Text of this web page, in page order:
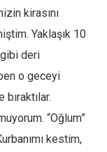
kirasını
Yaklaşık 10
deri
o geceyi
“Oğlum”
kestim,